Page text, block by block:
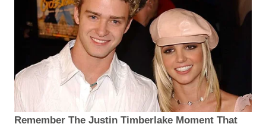
Remember The Justin Timberlake Moment That